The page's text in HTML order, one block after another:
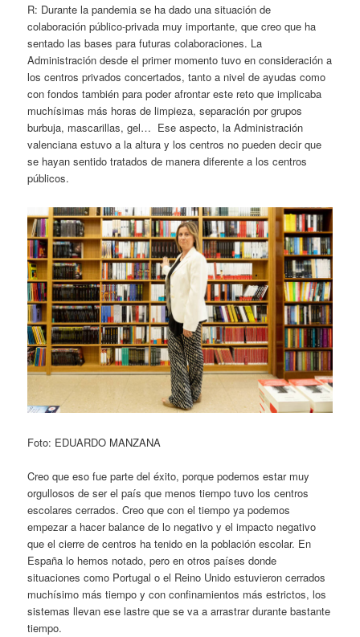
R: Durante la pandemia se ha dado una situación de
colaboración público-privada muy importante, que creo que ha
sentado las bases para futuras colaboraciones. La
Administración desde el primer momento tuvo en consideración a
los centros privados concertados, tanto a nivel de ayudas como
con fondos también para poder afrontar este reto que implicaba
muchísimas más horas de limpieza, separación por grupos
burbuja, mascarillas, gel… Ese aspecto, la Administración
valenciana estuvo a la altura y los centros no pueden decir que
se hayan sentido tratados de manera diferente a los centros
públicos.
Foto: EDUARDO MANZANA
Creo que eso fue parte del éxito, porque podemos estar muy
orgullosos de ser el país que menos tiempo tuvo los centros
escolares cerrados. Creo que con el tiempo ya podemos
empezar a hacer balance de lo negativo y el impacto negativo
que el cierre de centros ha tenido en la población escolar. En
España lo hemos notado, pero en otros países donde
situaciones como Portugal o el Reino Unido estuvieron cerrados
muchísimo más tiempo y con confinamientos más estrictos, los
sistemas llevan ese lastre que se va a arrastrar durante bastante
tiempo.